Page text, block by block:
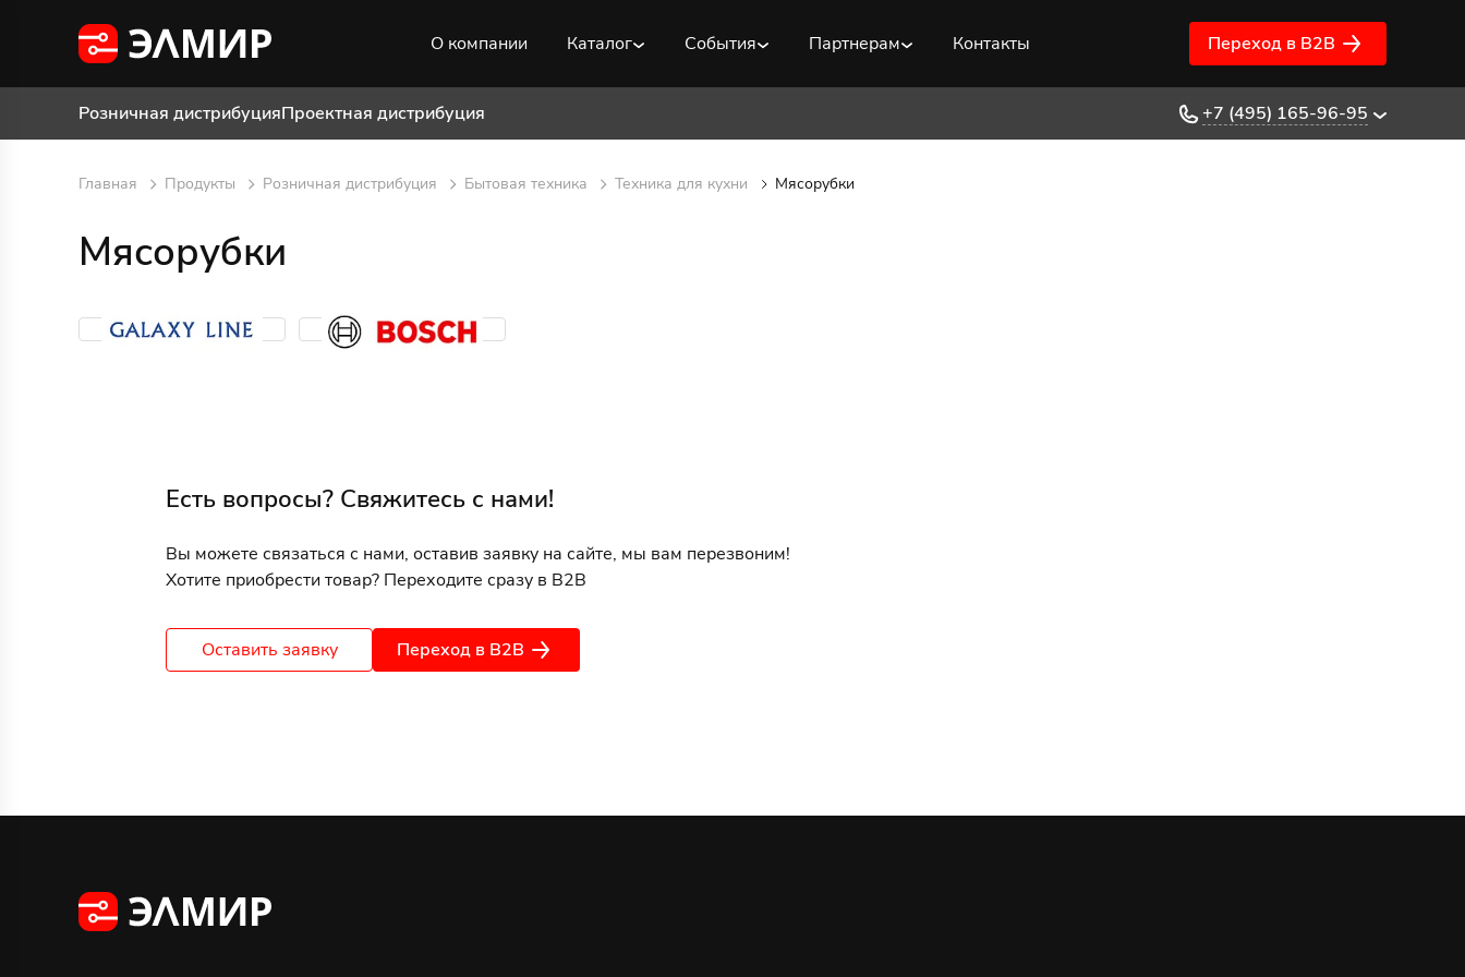
О компании Каталог События Партнерам Контакты Переход в B2B
Розничная дистрибуцияПроектная дистрибуция +7 (495) 165-96-95
Главная Продукты Розничная дистрибуция Бытовая техника Техника для кухни Мясорубки
Мясорубки
Есть вопросы? Свяжитесь с нами!
Вы можете связаться с нами, оставив заявку на сайте, мы вам перезвоним!
Хотите приобрести товар? Переходите сразу в B2B
Оставить заявку Переход в B2B